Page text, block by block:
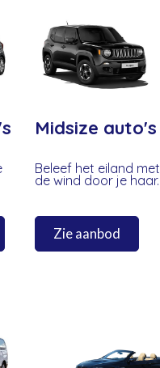
Midsize auto's
Beleef het eiland met
de wind door je haar.
Zie aanbod